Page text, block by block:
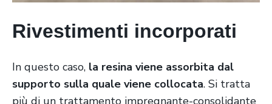
Rivestimenti incorporati
In questo caso, la resina viene assorbita dal
supporto sulla quale viene collocata. Si tratta
più di un trattamento impregnante-consolidante